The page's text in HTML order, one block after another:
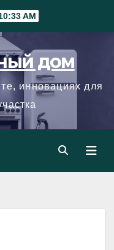
AM
дом
инновациях для